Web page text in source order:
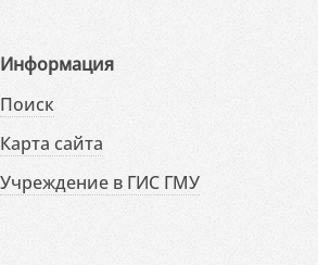
Информация
Поиск
Карта сайта
Учреждение в ГИС ГМУ